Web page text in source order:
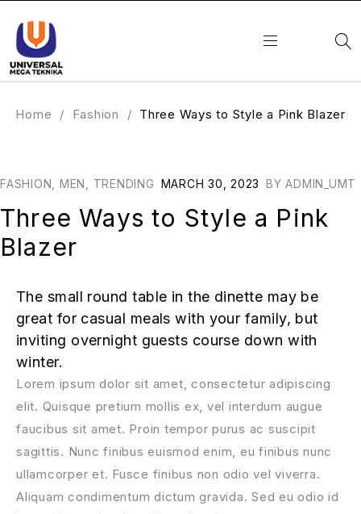
Home / Fashion / Three Ways to Style a Pink Blazer
FASHION MEN TRENDING MARCH 30, 2023 BY ADMIN_UMT
Three Ways to Style a Pink
Blazer
The small round table in the dinette may be
great for casual meals with your family, but
inviting overnight guests course down with
winter.
Lorem ipsum dolor sit amet, consectetur adipiscing
elit. Quisque pretium mollis ex, vel interdum augue
faucibus sit amet. Proin tempor purus ac suscipit
sagittis. Nunc finibus euismod enim, eu finibus nunc
ullamcorper et. Fusce finibus non odio vel viverra.
Aliquam condimentum dictum gravida. Sed eu odio id